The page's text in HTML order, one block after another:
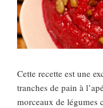
Cette recette est une
tranches de pain à
morceaux de légumes